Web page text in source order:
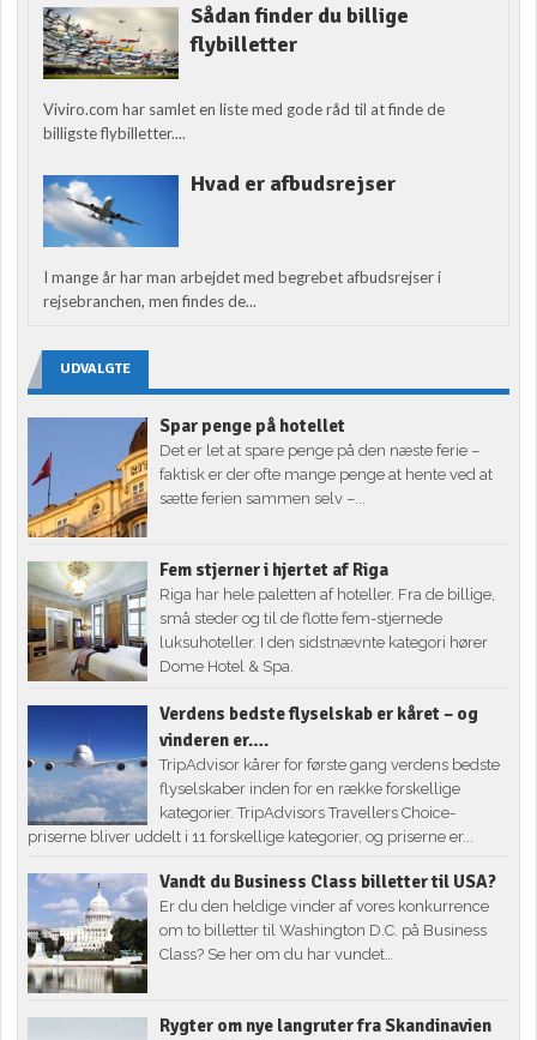
Sådan finder du billige
flybilletter
Viviro.com har samlet en liste med gode råd til at finde de
billigste flybilletter....
Hvad er afbudsrejser
I mange år har man arbejdet med begrebet afbudsrejser i
rejsebranchen, men findes de...
UDVALGTE
Spar penge på hotellet
Det er let at spare penge på den næste ferie –
faktisk er der ofte mange penge at hente ved at
sætte ferien sammen selv –...
Fem stjerner i hjertet af Riga
Riga har hele paletten af hoteller. Fra de billige,
små steder og til de flotte fem-stjernede
luksuhoteller. I den sidstnævnte kategori hører
Dome Hotel & Spa.
Verdens bedste flyselskab er kåret – og
vinderen er….
TripAdvisor kårer for første gang verdens bedste
flyselskaber inden for en række forskellige
kategorier. TripAdvisors Travellers Choice-
priserne bliver uddelt i 11 forskellige kategorier, og priserne er...
Vandt du Business Class billetter til USA?
Er du den heldige vinder af vores konkurrence
om to billetter til Washington D.C. på Business
Class? Se her om du har vundet…
Rygter om nye langruter fra Skandinavien